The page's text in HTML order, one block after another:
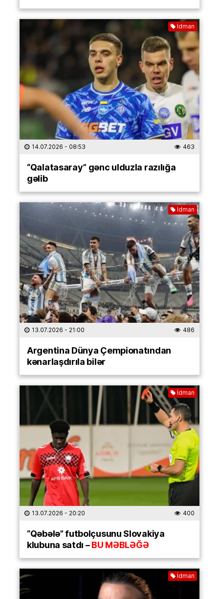
İdman
14.07.2026 - 08:53 463
“Qalatasaray” gənc ulduzla razılığa
gəlib
İdman
13.07.2026 - 21:00 486
Argentina Dünya Çempionatından
kənarlaşdırıla bilər
İdman
13.07.2026 - 20:20 400
“Qəbələ” futbolçusunu Slovakiya
klubuna satdı –BU MƏBLƏĞƏ
İdman